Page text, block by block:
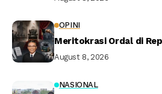
OPINI
Meritokrasi Ordal di
August 8, 2026
NASIONAL